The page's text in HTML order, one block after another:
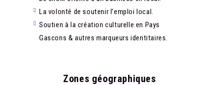
La volonté de soutenir l’emploi local.
Soutien à la création culturelle en Pays
Gascons & autres marqueurs identitaires.
Zones géographiques